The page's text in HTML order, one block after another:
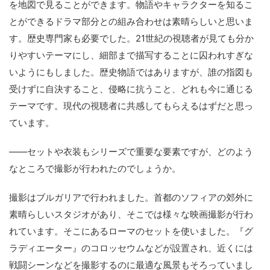
を地図で見ることができます。物語やキャラクターを知るこ
とができるドラマ部分との組み合わせは素晴らしいと思いま
す。歴史専門家も必要でした。21世紀の視聴者が見ても分か
りやすいテーマにし、細部まで描写することに囚われすぎな
いようにもしました。歴史物語ではありますが、誰の指図も
受けずに自決すること、侵略に抗うこと、どれも今に通じる
テーマです。現代の視聴者に共感してもらえるはずだと思っ
ています。
――セットや衣装もシリーズで重要な要素ですが、どのよう
なところで撮影が行われたのでしょうか。
撮影はブルガリアで行われました。首都のソフィアの郊外に
素晴らしいスタジオがあり、そこでは様々な映画撮影が行わ
れています。そこにあるローマのセットを使いました。『グ
ラディエーター』のコロッセウムなどが設置され、近くには
戦闘シーンなどを撮影するのに最適な風景もそろっていまし